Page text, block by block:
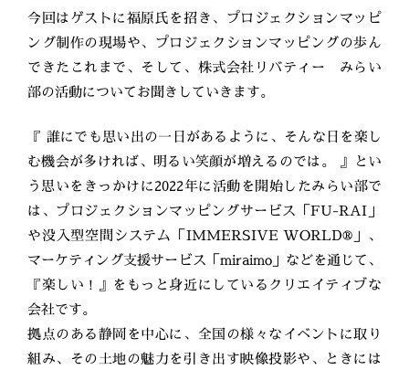
今回はゲストに福原氏を招き、プロジェクションマッピ
ング制作の現場や、プロジェクションマッピングの歩ん
できたこれまで、そして、株式会社リバティー みらい
部の活動についてお聞きしていきます。
『 誰にでも思い出の一日があるように、そんな日を楽し
む機会が多ければ、明るい笑顔が増えるのでは。 』とい
う思いをきっかけに2022年に活動を開始したみらい部で
は、プロジェクションマッピングサービス「FU-RAI」
や没入型空間システム「IMMERSIVE WORLD®」、
マーケティング支援サービス「miraimo」などを通じて、
『楽しい！』をもっと身近にしているクリエイティブな
会社です。
拠点のある静岡を中心に、全国の様々なイベントに取り
組み、その土地の魅力を引き出す映像投影や、ときには